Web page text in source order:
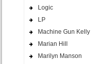
Logic
LP
Machine Gun Kelly
Marian Hill
Marilyn Manson